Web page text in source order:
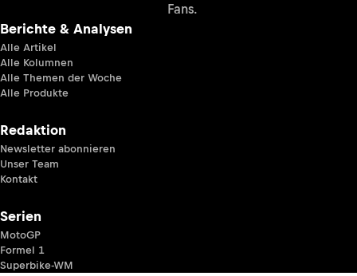
Fans.
Berichte & Analysen
Alle Artikel
Alle Kolumnen
Alle Themen der Woche
Alle Produkte
Redaktion
Newsletter abonnieren
Unser Team
Kontakt
Serien
MotoGP
Formel 1
Superbike-WM